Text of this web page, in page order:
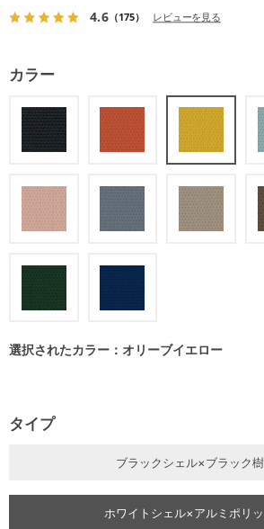
4.6（175） レビューを見る
カラー
選択されたカラー：オリーブイエロー
タイプ
ブラックシェル×ブラック
ホワイトシェル×アルミポリ